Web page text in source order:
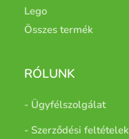
Lego
Összes termék
RÓLUNK
- Ügyfélszolgálat
- Szerződési feltételek